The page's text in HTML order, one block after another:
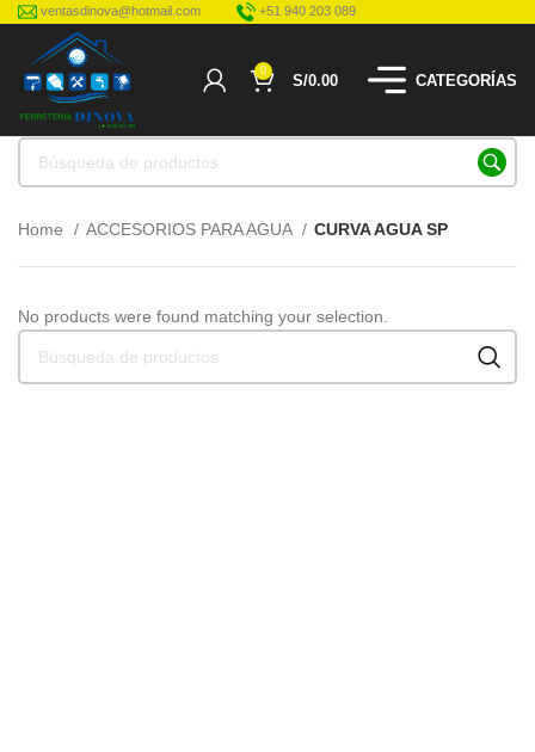
ventasdinova@hotmail.com +51 940 203 089
0
S/0.00 CATEGORÍAS
Home ACCESORIOS PARA AGUA CURVA AGUA SP
No products were found matching your selection.